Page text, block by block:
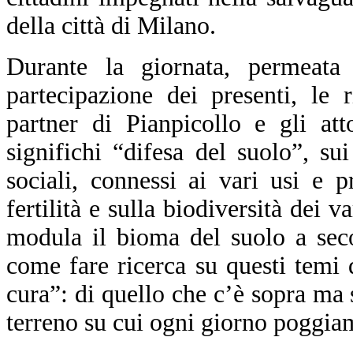
della città di Milano.
Durante la giornata,
partecipazione dei presenti,
partner di Pianpicollo e gli
significhi “difesa del suolo”,
sociali, connessi ai vari usi e
fertilità e sulla biodiversità dei
modula il bioma del suolo a
come fare ricerca su questi temi
cura”: di quello che c’è sopra
terreno su cui ogni giorno